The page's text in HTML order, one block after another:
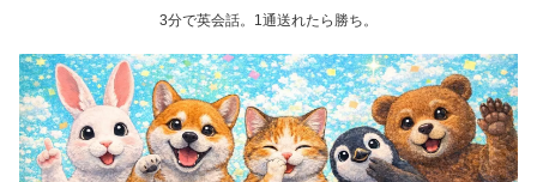
3分で英会話。1通送れたら勝ち。